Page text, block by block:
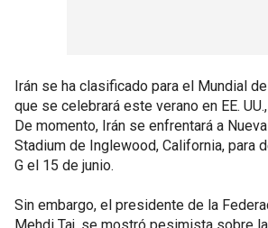
Irán se ha clasificado para el Mundial
que se celebrará este verano en EE. UU.,
De momento, Irán se enfrentará a
Stadium de Inglewood, California, para
G el 15 de junio.
Sin embargo, el presidente de la